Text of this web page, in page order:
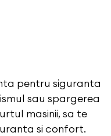
pentru siguranta
sau spargerea
masinii, sa te
si confort.